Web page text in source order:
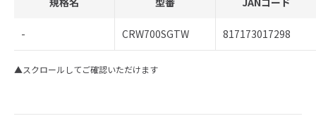
- CRW700SGTW 817173017298
▲スクロールしてご確認いただけます